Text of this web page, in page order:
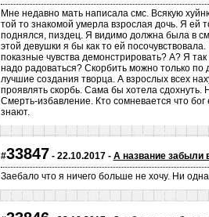
Мне недавно мать написала смс. Всякую
той то знакомой умерла взрослая дочь. Я ей
поднялся, пиздец. Я видимо должна была в
этой девушки я бы как то ей
показные чувства демонстрировать? А? Я
надо радоваться? Скорбить можно только
лучшие создания творца. А взрослых всех
проявлять скорбь. Сама бы хотела сдохнуть.
Смерть-избавление. Кто сомневается что бог
знают.
#33847 - 22.10.2017 - А название забыли
Заебало что я ничего больше не хочу. Ни